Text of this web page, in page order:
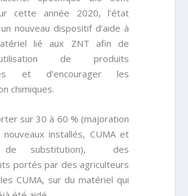
cette année 2020, l’état
nouveau dispositif d’aide à
lié aux ZNT afin de
de produits
et d’encourager les
chimiques.
sur 30 à 60 % (majoration
installés, CUMA et
de substitution), des
portés par des agriculteurs
CUMA, sur du matériel qui